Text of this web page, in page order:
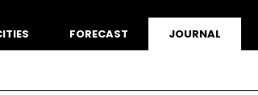
FORECAST JOURNAL